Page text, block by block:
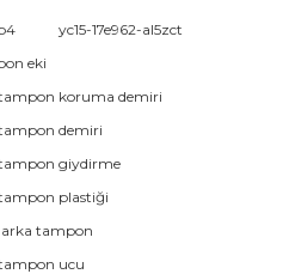
siz yapın!
Yaz
açıklamalarında ve diğer
ederiz.
bulunuyor.
yc15-17e962-al5zct
eki
koruma demiri
demiri
giydirme
plastiği
tampon
ucu